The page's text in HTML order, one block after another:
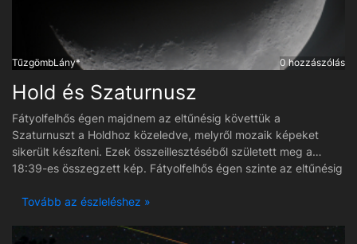
TűzgömbLány* 0 hozzászólás
Hold és Szaturnusz
Fátyolfelhős égen majdnem az eltűnésig követtük a
Szaturnuszt a Holdhoz közeledve, melyről mozaik képeket
sikerült készíteni. Ezek összeillesztéséből született meg a
18:39-es összegzett kép. Fátyolfelhős égen szinte az eltűnésig
megvastagodott a felhőzet, míg okulárban is már alig
Tovább az észleléshez »